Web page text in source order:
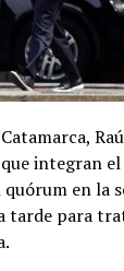
integran
en la
tarde para